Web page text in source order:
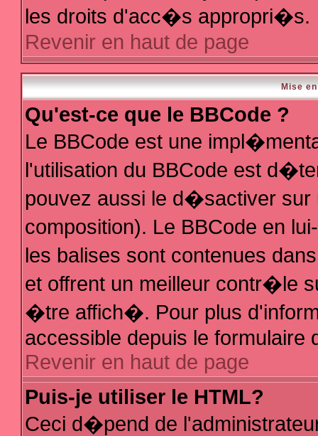
les droits d'acc�s appropri�s.
Revenir en haut de page
Mise
Qu'est-ce que le BBCode ?
Le BBCode est une
l'utilisation du BBCode est
pouvez aussi le d�sactiver sur
composition). Le BBCode en
les balises sont contenues
et offrent un meilleur contr�le
�tre affich�. Pour plus
accessible depuis le formulaire
Revenir en haut de page
Puis-je utiliser le HTML?
Ceci d�pend de